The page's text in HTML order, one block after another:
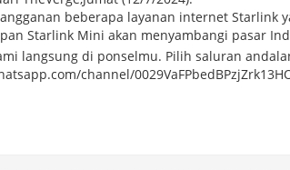
beberapa layanan internet Starlink
Starlink Mini akan menyambangi pasar
langsung di ponselmu. Pilih saluran
channel/